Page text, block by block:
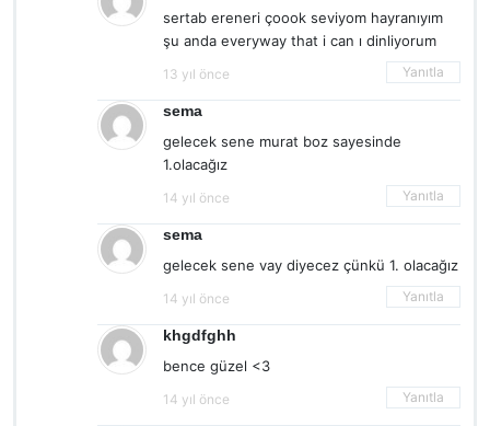
sertab ereneri çoook seviyom hayranıyım
şu anda everyway that i can ı dinliyorum
13 yıl önce Yanıtla
sema
gelecek sene murat boz sayesinde
1.olacağız
14 yıl önce Yanıtla
sema
gelecek sene vay diyecez çünkü 1. olacağız
14 yıl önce Yanıtla
khgdfghh
bence güzel <3
14 yıl önce Yanıtla